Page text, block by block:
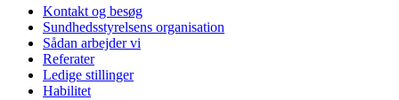
Kontakt og besøg
Sundhedsstyrelsens organisation
Sådan arbejder vi
Referater
Ledige stillinger
Habilitet